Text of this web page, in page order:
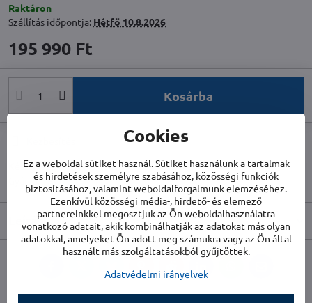
Raktáron
Szállítás időpontja: Hétfő 10.8.2026
195 990 Ft
Kosárba
Készletszám:TR1120000103
Gyártó:TROTEC
Leírás
Twitter BlueskyPinterestReddit LinkedIn
Cookies
Ez a weboldal sütiket használ. Sütiket használunk a tartalmak
és hirdetések személyre szabásához, közösségi funkciók
biztosításához, valamint weboldalforgalmunk elemzéséhez.
Ezenkívül közösségi média-, hirdető- és elemező
partnereinkkel megosztjuk az Ön weboldalhasználatra
vonatkozó adatait, akik kombinálhatják az adatokat más olyan
adatokkal, amelyeket Ön adott meg számukra vagy az Ön által
használt más szolgáltatásokból gyűjtöttek.
Adatvédelmi irányelvek